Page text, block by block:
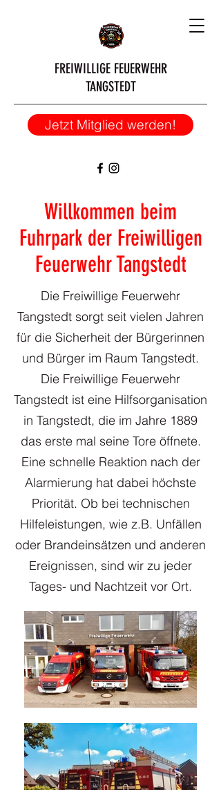
FREIWILLIGE FEUERWEHR
TANGSTEDT
Jetzt Mitglied werden!
Willkommen beim
Fuhrpark der Freiwilligen
Feuerwehr Tangstedt
Die Freiwillige Feuerwehr
Tangstedt sorgt seit vielen Jahren
für die Sicherheit der Bürgerinnen
und Bürger im Raum Tangstedt.
Die Freiwillige Feuerwehr
Tangstedt ist eine Hilfsorganisation
in Tangstedt, die im Jahre 1889
das erste mal seine Tore öffnete.
Eine schnelle Reaktion nach der
Alarmierung hat dabei höchste
Priorität. Ob bei technischen
Hilfeleistungen, wie z.B. Unfällen
oder Brandeinsätzen und anderen
Ereignissen, sind wir zu jeder
Tages- und Nachtzeit vor Ort.